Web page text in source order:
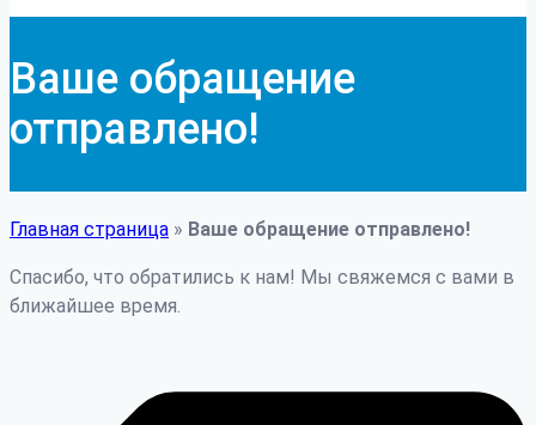
Ваше обращение
отправлено!
Главная страница » Ваше обращение отправлено!
Спасибо, что обратились к нам! Мы свяжемся с вами в
ближайшее время.